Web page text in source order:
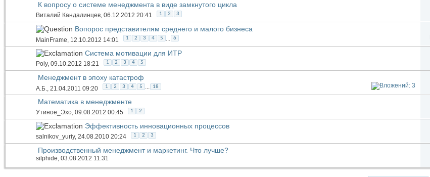
К вопросу о системе менеджмента в виде замкнутого цикла
Виталий Кандалинцев, 06.12.2012 20:41 1 2 3
Вопорос представителям среднего и малого бизнеса
MainFrame, 12.10.2012 14:01 1 2 3 4 5 ... 6
Система мотивации для ИТР
Poly, 09.10.2012 18:21 1 2 3 4 5
Менеджмент в эпоху катастроф
А.Б., 21.04.2011 09:20 1 2 3 4 5 ... 18
Математика в менеджменте
Утиное_Эхо, 09.08.2012 00:45 1 2
Эффективность инновационных процессов
salnikov_yuriy, 24.08.2010 20:24 1 2 3
Производственный менеджмент и маркетинг. Что лучше?
silphide, 03.08.2012 11:31